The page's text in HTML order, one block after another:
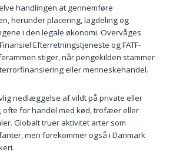
handlingen at gennemføre
herunder placering, lagdeling og
i den legale økonomi. Overvåges
Efterretningstjeneste og FATF-
stiger, når pengekilden stammer
eller menneskehandel.
nedlæggelse af vildt på private eller
ofte for handel med kød, trofæer eller
Globalt truer aktivitet arter som
men forekommer også i Danmark